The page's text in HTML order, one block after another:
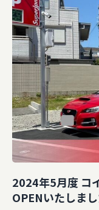
2024年5月度 コ
OPENいたしま